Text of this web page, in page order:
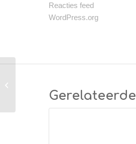
Reacties feed
WordPress.org
1,50mm² grijs